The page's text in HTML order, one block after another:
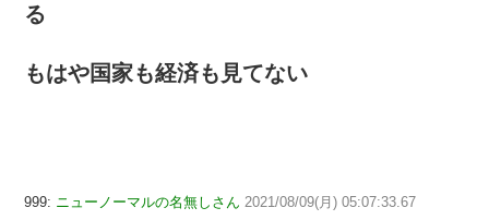
る
もはや国家も経済も見てない
999: ニューノーマルの名無しさん 2021/08/09(月) 05:07:33.67